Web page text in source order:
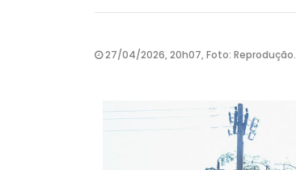
27/04/2026, 20h07, Foto: Reprodução.